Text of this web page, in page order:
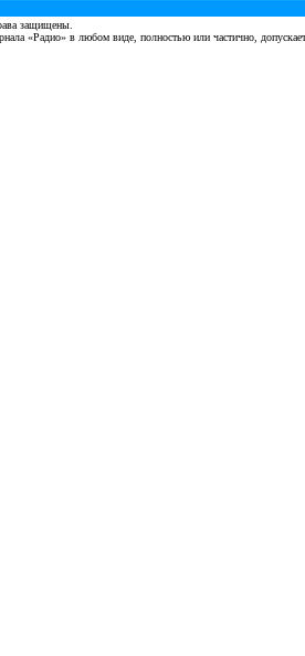
защищены.
«Радио» в любом виде, полностью или частично,